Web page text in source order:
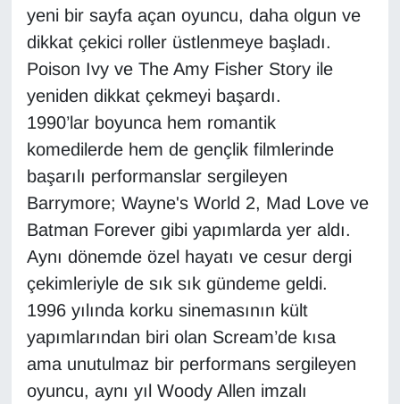
yeni bir sayfa açan oyuncu, daha olgun ve
dikkat çekici roller üstlenmeye başladı.
Poison Ivy ve The Amy Fisher Story ile
yeniden dikkat çekmeyi başardı.
1990’lar boyunca hem romantik
komedilerde hem de gençlik filmlerinde
başarılı performanslar sergileyen
Barrymore; Wayne's World 2, Mad Love ve
Batman Forever gibi yapımlarda yer aldı.
Aynı dönemde özel hayatı ve cesur dergi
çekimleriyle de sık sık gündeme geldi.
1996 yılında korku sinemasının kült
yapımlarından biri olan Scream’de kısa
ama unutulmaz bir performans sergileyen
oyuncu, aynı yıl Woody Allen imzalı
Seri İlan
Sinema - TV
SİYASET
SPOR
TEBRİK
TEKNOLOJİ
Turizm
VAN'DA SPOR
Vasıta